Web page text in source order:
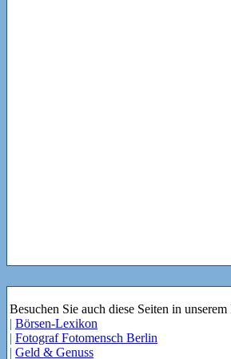
| Börsen-Lexikon
| Fotograf Fotomensch Berlin
| Geld & Genuss
| gentleman today